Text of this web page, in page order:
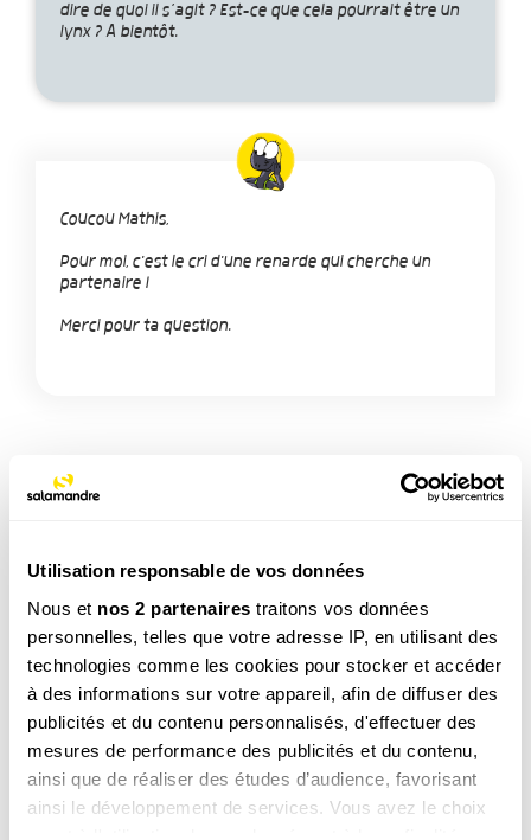
Utilisation responsable de vos données
Nous et nos 2 partenaires traitons vos données
personnelles, telles que votre adresse IP, en utilisant des
technologies comme les cookies pour stocker et accéder
à des informations sur votre appareil, afin de diffuser des
publicités et du contenu personnalisés, d'effectuer des
mesures de performance des publicités et du contenu,
ainsi que de réaliser des études d’audience, favorisant
ainsi le développement de services. Vous avez le choix
dire de quoi il s’agit ? Est-ce que cela pourrait être un
lynx ? A bientôt.
Coucou Mathis,
Pour moi, c'est le cri d'une renarde qui cherche un
partenaire !
Merci pour ta question.
Mammifère
NOS 3 REVUES
REVUE SALAMANDRE
Plongez au coeur d'une nature insolite près de chez
vous